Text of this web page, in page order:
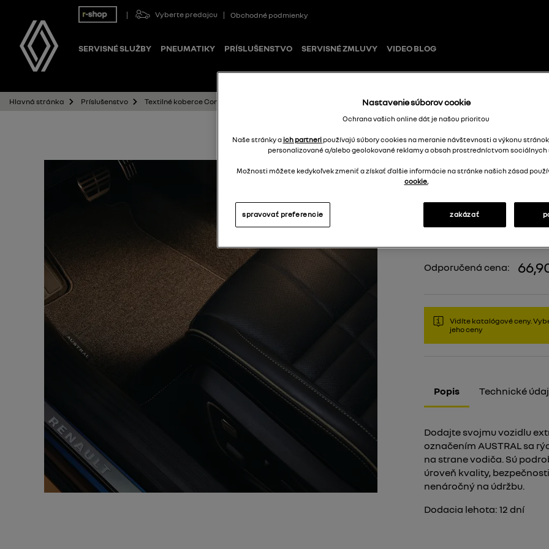
Vyberte predajcu Obchodné podmienky
SERVISNÉ SLUŽBY PNEUMATIKY PRÍSLUŠENSTVO SERVISNÉ ZMLUVY VIDEO BLOG
Hlavná stránka Príslušenstvo Textilné koberce Comfort – sada 4 kusov (pre verziu E-Tech)
Textilné
(pre verziu E-
8201737223
Odporučená cena:
Vidíte katalógové ceny.
jeho ceny
Popis Technické
Dodajte svojmu vozidlu
označením AUSTRAL sa
na strane vodiča. Sú
úroveň kvality,
nenáročný na údržbu.
Dodacia lehota: 12 dní
Nastavenie súborov cookie
Ochrana vašich online dát je našou prioritou
Naše stránky aich partneri používajú súbory cookies na meranie návštevnosti a výkonu
personalizované a/alebo geolokované reklamy a obsah prostredníctvom sociálnych
Možnosti môžete kedykoľvek zmeniť a získať ďalšie informácie na stránke našich zásad
cookie.
zakázať
spravovať preferencie